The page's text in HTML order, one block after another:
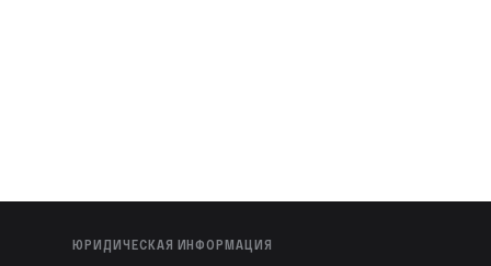
ЮРИДИЧЕСКАЯ ИНФОРМАЦИЯ